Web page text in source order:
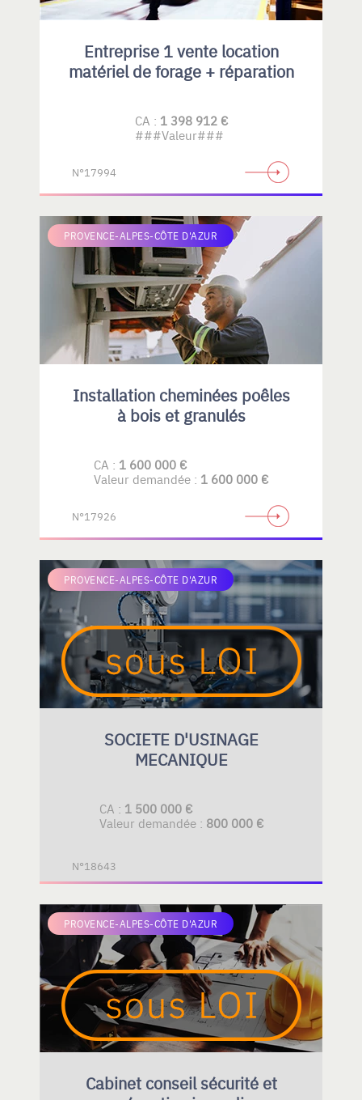
Entreprise 1 vente location
matériel de forage + réparation
CA : 1 398 912 €
###Valeur###
N°17994
PROVENCE-ALPES-CÔTE D'AZUR
Installation cheminées poêles
à bois et granulés
CA : 1 600 000 €
Valeur demandée : 1 600 000 €
N°17926
PROVENCE-ALPES-CÔTE D'AZUR
SOCIETE D'USINAGE
MECANIQUE
CA : 1 500 000 €
Valeur demandée : 800 000 €
N°18643
PROVENCE-ALPES-CÔTE D'AZUR
Cabinet conseil sécurité et